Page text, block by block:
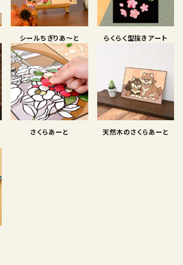
シールちぎりあ〜と らくらく型抜きアート
さくらあーと 天然木のさくらあーと